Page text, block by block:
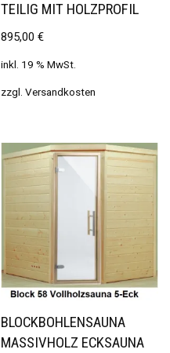
TEILIG MIT HOLZPROFIL
895,00€
inkl. 19 % MwSt.
zzgl.Versandkosten
BLOCKBOHLENSAUNA
MASSIVHOLZ ECKSAUNA